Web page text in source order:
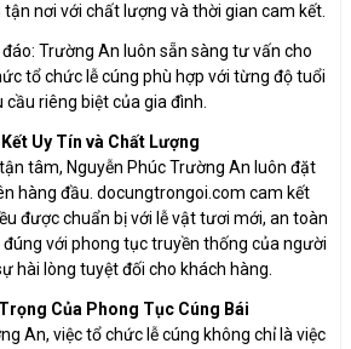
nơi với chất lượng và thời gian cam kết.
Trường An luôn sẵn sàng tư vấn cho
tổ chức lễ cúng phù hợp với từng độ tuổi
cầu riêng biệt của gia đình.
Uy Tín và Chất Lượng
tâm, Nguyễn Phúc Trường An luôn đặt
hàng đầu. docungtrongoi.com cam kết
được chuẩn bị với lễ vật tươi mới, an toàn
với phong tục truyền thống của người
hài lòng tuyệt đối cho khách hàng.
Của Phong Tục Cúng Bái
An, việc tổ chức lễ cúng không chỉ là việc